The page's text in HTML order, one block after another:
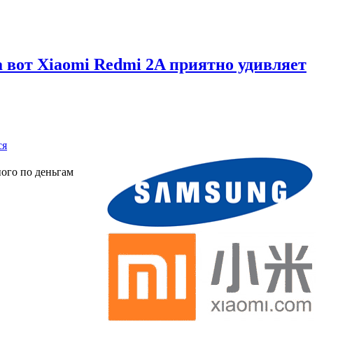
вот Xiaomi Redmi 2A приятно удивляет
по деньгам